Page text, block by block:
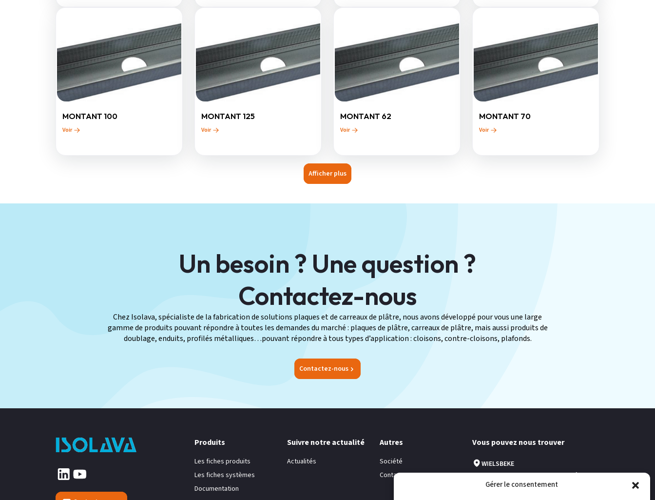
Gérer le consentement
MONTANT 100
Voir
MONTANT 125
Voir
MONTANT 62
Voir
MONTANT 70
Voir
Afficher plus
Un besoin ? Une question ?
Contactez-nous
Chez Isolava, spécialiste de la fabrication de solutions plaques et de carreaux de plâtre, nous avons développé pour vous une large
gamme de produits pouvant répondre à toutes les demandes du marché : plaques de plâtre, carreaux de plâtre, mais aussi produits de
doublage, enduits, profilés métalliques…pouvant répondre à tous types d’application : cloisons, contre-cloisons, plafonds.
Contactez-nous
Produits
Les fiches produits
Les fiches systèmes
Documentation
Suivre notre actualité
Actualités
Autres
Société
Contacts
Vous pouvez nous trouver
WIELSBEKE
Usine de production de carreaux de plâtre -
Ooigemstraat 12 - 8710 WIELSBEKE (Belgique)